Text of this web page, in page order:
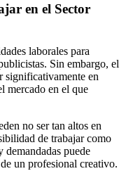
en el Sector
laborales para
Sin embargo, el
significativamente en
mercado en el que
no ser tan altos en
de trabajar como
demandadas puede
un profesional creativo.